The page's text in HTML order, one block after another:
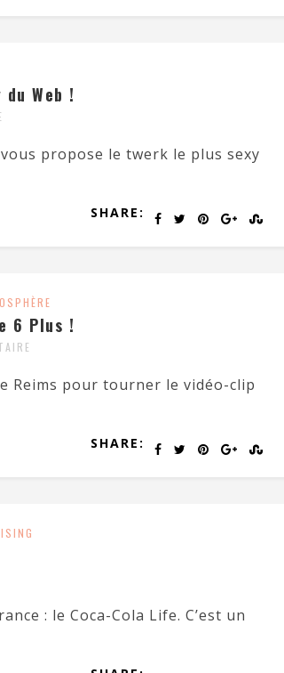
Web !
propose le twerk le plus sexy
SHARE:
6 Plus !
Reims pour tourner le vidéo-clip
SHARE:
: le Coca-Cola Life. C’est un